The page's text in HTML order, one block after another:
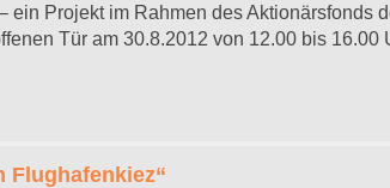
ein Projekt im Rahmen des Aktionärsfonds
Tür am 30.8.2012 von 12.00 bis 16.00
Flughafenkiez“